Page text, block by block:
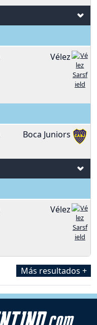
Vélez
Boca Juniors
Vélez
Más resultados +